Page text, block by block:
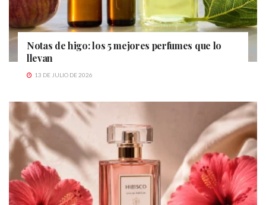
Notas de higo: los 5 mejores perfumes que lo
llevan
13 DE JULIO DE 2026